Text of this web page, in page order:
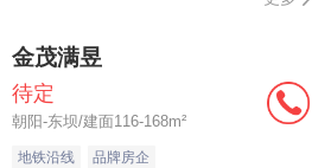
金茂满昱
待定
朝阳-东坝/建面116-168m²
地铁沿线 品牌房企